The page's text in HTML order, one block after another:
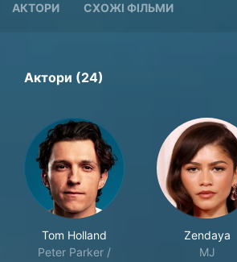
АКТОРИ СХОЖІ ФІЛЬМИ
Актори (24)
Tom Holland
Peter Parker /
Zendaya
MJ